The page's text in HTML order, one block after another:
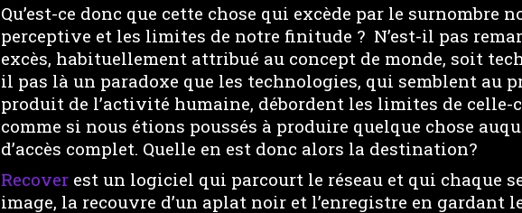
Qu’est-ce donc que cette chose qui excède par le surnombre
perceptive et les limites de notre finitude ? N’est-il pas
excès, habituellement attribué au concept de monde, soit
il pas là un paradoxe que les technologies, qui semblent au
produit de l’activité humaine, débordent les limites de celle-
comme si nous étions poussés à produire quelque chose
d’accès complet. Quelle en est donc alors la destination?
Recover est un logiciel qui parcourt le réseau et qui chaque
image, la recouvre d’un aplat noir et l’enregistre en gardant